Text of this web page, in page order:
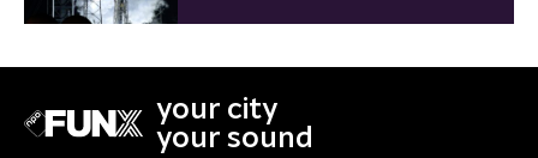
your city
your sound